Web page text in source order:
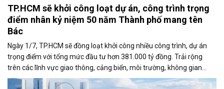
TP.HCM sẽ khởi công loạt dự án, công trình trọng
điểm nhân kỷ niệm 50 năm Thành phố mang tên
Bác
Ngày 1/7, TP.HCM sẽ đồng loạt khởi công nhiều công trình, dự án
trọng điểm với tổng mức đầu tư hơn 381.000 tỷ đồng. Trải rộng
trên các lĩnh vực giao thông, cảng biển, môi trường, không gian
công cộng và nhà ở xã hội, các dự án được kỳ vọng tạo động lực